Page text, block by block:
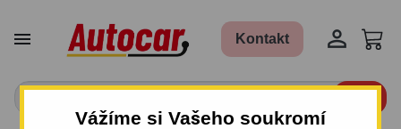
Vážíme si Vašeho soukromí
 Kontakt 